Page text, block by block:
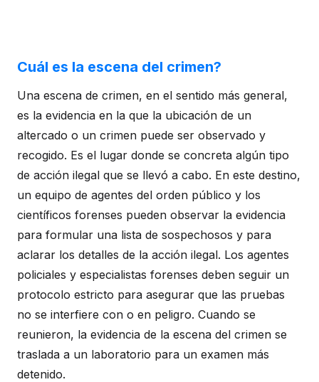
Cuál es la escena del crimen?
Una escena de crimen, en el sentido más general,
es la evidencia en la que la ubicación de un
altercado o un crimen puede ser observado y
recogido. Es el lugar donde se concreta algún tipo
de acción ilegal que se llevó a cabo. En este destino,
un equipo de agentes del orden público y los
científicos forenses pueden observar la evidencia
para formular una lista de sospechosos y para
aclarar los detalles de la acción ilegal. Los agentes
policiales y especialistas forenses deben seguir un
protocolo estricto para asegurar que las pruebas
no se interfiere con o en peligro. Cuando se
reunieron, la evidencia de la escena del crimen se
traslada a un laboratorio para un examen más
detenido.